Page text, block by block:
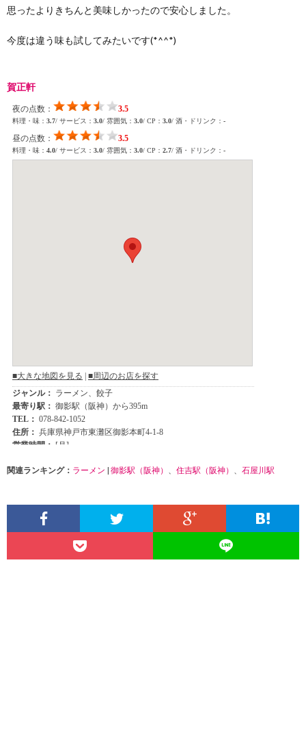
思ったよりきちんと美味しかったので安心しました。
今度は違う味も試してみたいです(*^^*)
賀正軒
関連ランキング： ラーメン | 御影駅（阪神） 住吉駅（阪神） 石屋川駅